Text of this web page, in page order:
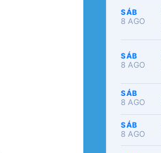
SÁB
8 AGO
SÁB
8 AGO
SÁB
8 AGO
SÁB
8 AGO